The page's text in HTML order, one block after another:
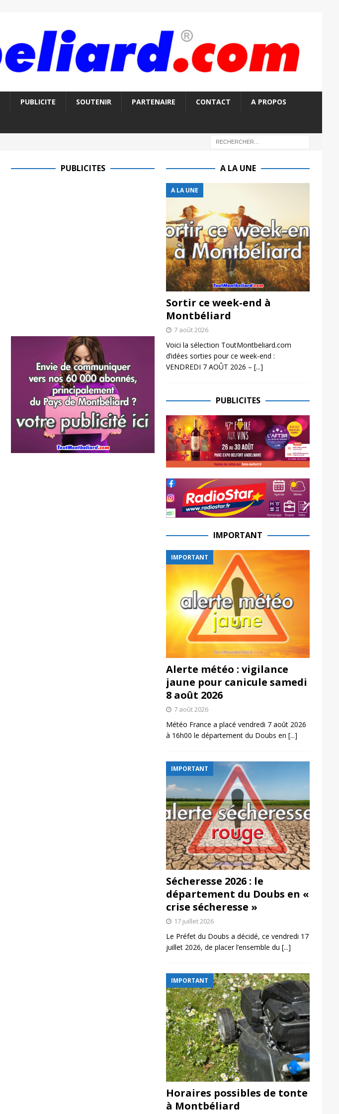
PUBLICITE SOUTENIR PARTENAIRE CONTACT A PROPOS
PUBLICITES A LA UNE
A LA UNE
Sortir ce week-end à
Montbéliard
7 août 2026
Voici la sélection ToutMontbeliard.com
d’idées sorties pour ce week-end :
VENDREDI 7 AOÛT 2026 – [...]
PUBLICITES
IMPORTANT
IMPORTANT
Alerte météo : vigilance
jaune pour canicule samedi
8 août 2026
7 août 2026
Météo France a placé vendredi 7 août 2026
à 16h00 le département du Doubs en [...]
IMPORTANT
Sécheresse 2026 : le
département du Doubs en «
crise sécheresse »
17 juillet 2026
Le Préfet du Doubs a décidé, ce vendredi 17
juillet 2026, de placer l’ensemble du [...]
IMPORTANT
Horaires possibles de tonte
à Montbéliard